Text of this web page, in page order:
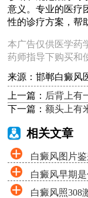
意义。专业的医疗
性的诊疗方案，帮
本广告仅供医学药
药师指导下购买和
来源：邯郸白癜风
上一篇： 后背上有
下一篇：额头上有
相关文章
白癜风图片
白斑筛查白癜风早期
白癜风照308